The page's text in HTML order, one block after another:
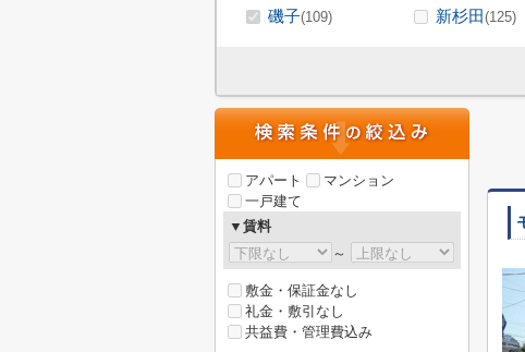
磯子(109) 新杉田(125)
アパート
マンション
一戸建て
▼賃料
～
敷金・保証金なし
礼金・敷引なし
共益費・管理費込み